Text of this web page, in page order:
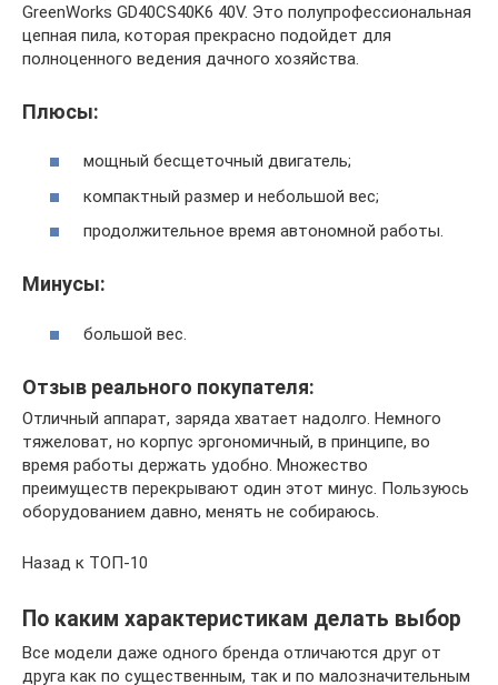
GreenWorks GD40CS40K6 40V. Это полупрофессиональная
цепная пила, которая прекрасно подойдет для
полноценного ведения дачного хозяйства.
Плюсы:
мощный бесщеточный двигатель;
компактный размер и небольшой вес;
продолжительное время автономной работы.
Минусы:
большой вес.
Отзыв реального покупателя:
Отличный аппарат, заряда хватает надолго. Немного
тяжеловат, но корпус эргономичный, в принципе, во
время работы держать удобно. Множество
преимуществ перекрывают один этот минус. Пользуюсь
оборудованием давно, менять не собираюсь.
Назад к ТОП-10
По каким характеристикам делать выбор
Все модели даже одного бренда отличаются друг от
друга как по существенным, так и по малозначительным